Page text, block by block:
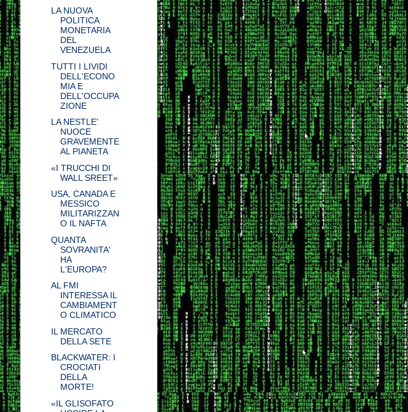
LA NUOVA
POLITICA
MONETARIA
DEL
VENEZUELA
TUTTI I LIVIDI
DELL'ECONO
MIA E
DELL'OCCUPA
ZIONE
LA NESTLE'
NUOCE
GRAVEMENTE
AL PIANETA
«I TRUCCHI DI
WALL SREET»
USA, CANADA E
MESSICO
MILITARIZZAN
O IL NAFTA
QUANTA
SOVRANITA'
HA
L'EUROPA?
AL FMI
INTERESSA IL
CAMBIAMENT
O CLIMATICO
IL MERCATO
DELLA SETE
BLACKWATER: I
CROCIATI
DELLA
MORTE!
«IL GLISOFATO